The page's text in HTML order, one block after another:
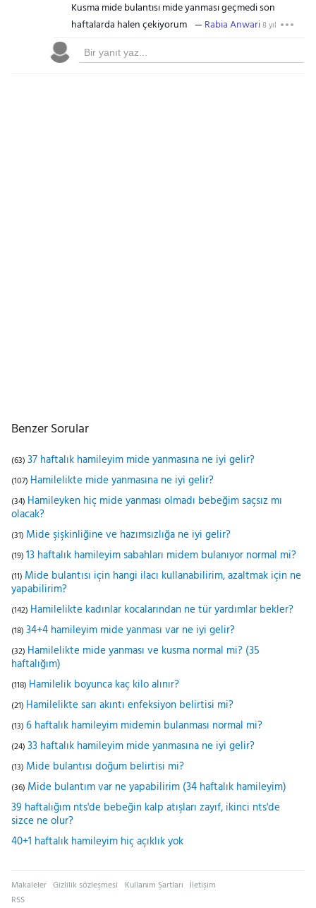
Kusma mide bulantısı mide yanması geçmedi son
haftalarda halen çekiyorum
Rabia Anwari8 yıl
Benzer Sorular
(63) 37 haftalık hamileyim mide yanmasına ne iyi gelir?
(107) Hamilelikte mide yanmasına ne iyi gelir?
(34) Hamileyken hiç mide yanması olmadı bebeğim saçsız mı
olacak?
(31) Mide şişkinliğine ve hazımsızlığa ne iyi gelir?
(19) 13 haftalık hamileyim sabahları midem bulanıyor normal mi?
(11) Mide bulantısı için hangi ilacı kullanabilirim, azaltmak için ne
yapabilirim?
(142) Hamilelikte kadınlar kocalarından ne tür yardımlar bekler?
(18) 34+4 hamileyim mide yanması var ne iyi gelir?
(32) Hamilelikte mide yanması ve kusma normal mi? (35
haftalığım)
(118) Hamilelik boyunca kaç kilo alınır?
(21) Hamilelikte sarı akıntı enfeksiyon belirtisi mi?
(13) 6 haftalık hamileyim midemin bulanması normal mi?
(24) 33 haftalık hamileyim mide yanmasına ne iyi gelir?
(13) Mide bulantısı doğum belirtisi mi?
(36) Mide bulantım var ne yapabilirim (34 haftalık hamileyim)
39 haftalığım nts'de bebeğin kalp atışları zayıf, ikinci nts'de
sizce ne olur?
40+1 haftalık hamileyim hiç açıklık yok
Makaleler Gizlilik sözleşmesi Kullanım Şartları İletişim
RSS